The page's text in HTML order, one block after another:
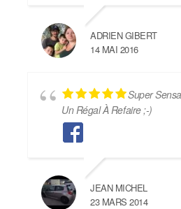
ADRIEN GIBERT
14 MAI 2016
Super
Un Régal À Refaire ;-)
JEAN MICHEL
23 MARS 2014